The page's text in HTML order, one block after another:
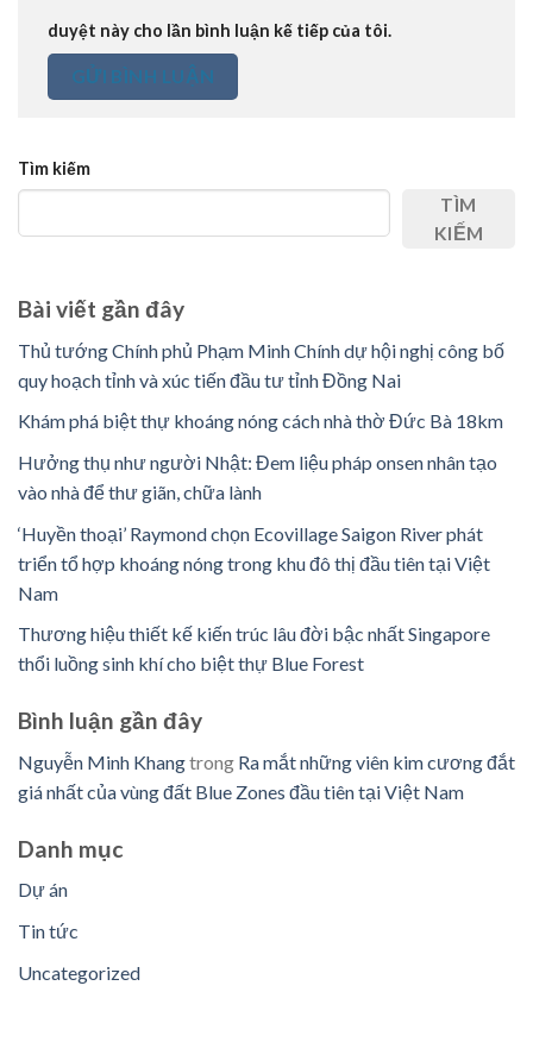
duyệt này cho lần bình luận kế tiếp của tôi.
Tìm kiếm
TÌM
KIẾM
Bài viết gần đây
Thủ tướng Chính phủ Phạm Minh Chính dự hội nghị công bố
quy hoạch tỉnh và xúc tiến đầu tư tỉnh Đồng Nai
Khám phá biệt thự khoáng nóng cách nhà thờ Đức Bà 18km
Hưởng thụ như người Nhật: Đem liệu pháp onsen nhân tạo
vào nhà để thư giãn, chữa lành
‘Huyền thoại’ Raymond chọn Ecovillage Saigon River phát
triển tổ hợp khoáng nóng trong khu đô thị đầu tiên tại Việt
Nam
Thương hiệu thiết kế kiến trúc lâu đời bậc nhất Singapore
thổi luồng sinh khí cho biệt thự Blue Forest
Bình luận ​​gần đây
Nguyễn Minh Khangtrong Ra mắt những viên kim cương đắt
giá nhất của vùng đất Blue Zones đầu tiên tại Việt Nam
Danh mục
Dự án
Tin tức
Uncategorized